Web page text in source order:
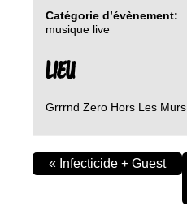
Catégorie d’évènement:
musique live
LIEU
Grrrnd Zero Hors Les Murs
« Infecticide + Guest